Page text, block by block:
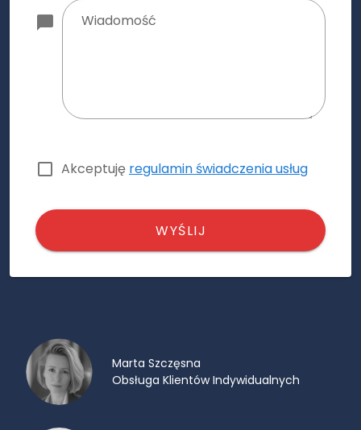
Wiadomość
Akceptuję regulamin świadczenia usług
WYŚLIJ
Marta Szczęsna
Obsługa Klientów Indywidualnych